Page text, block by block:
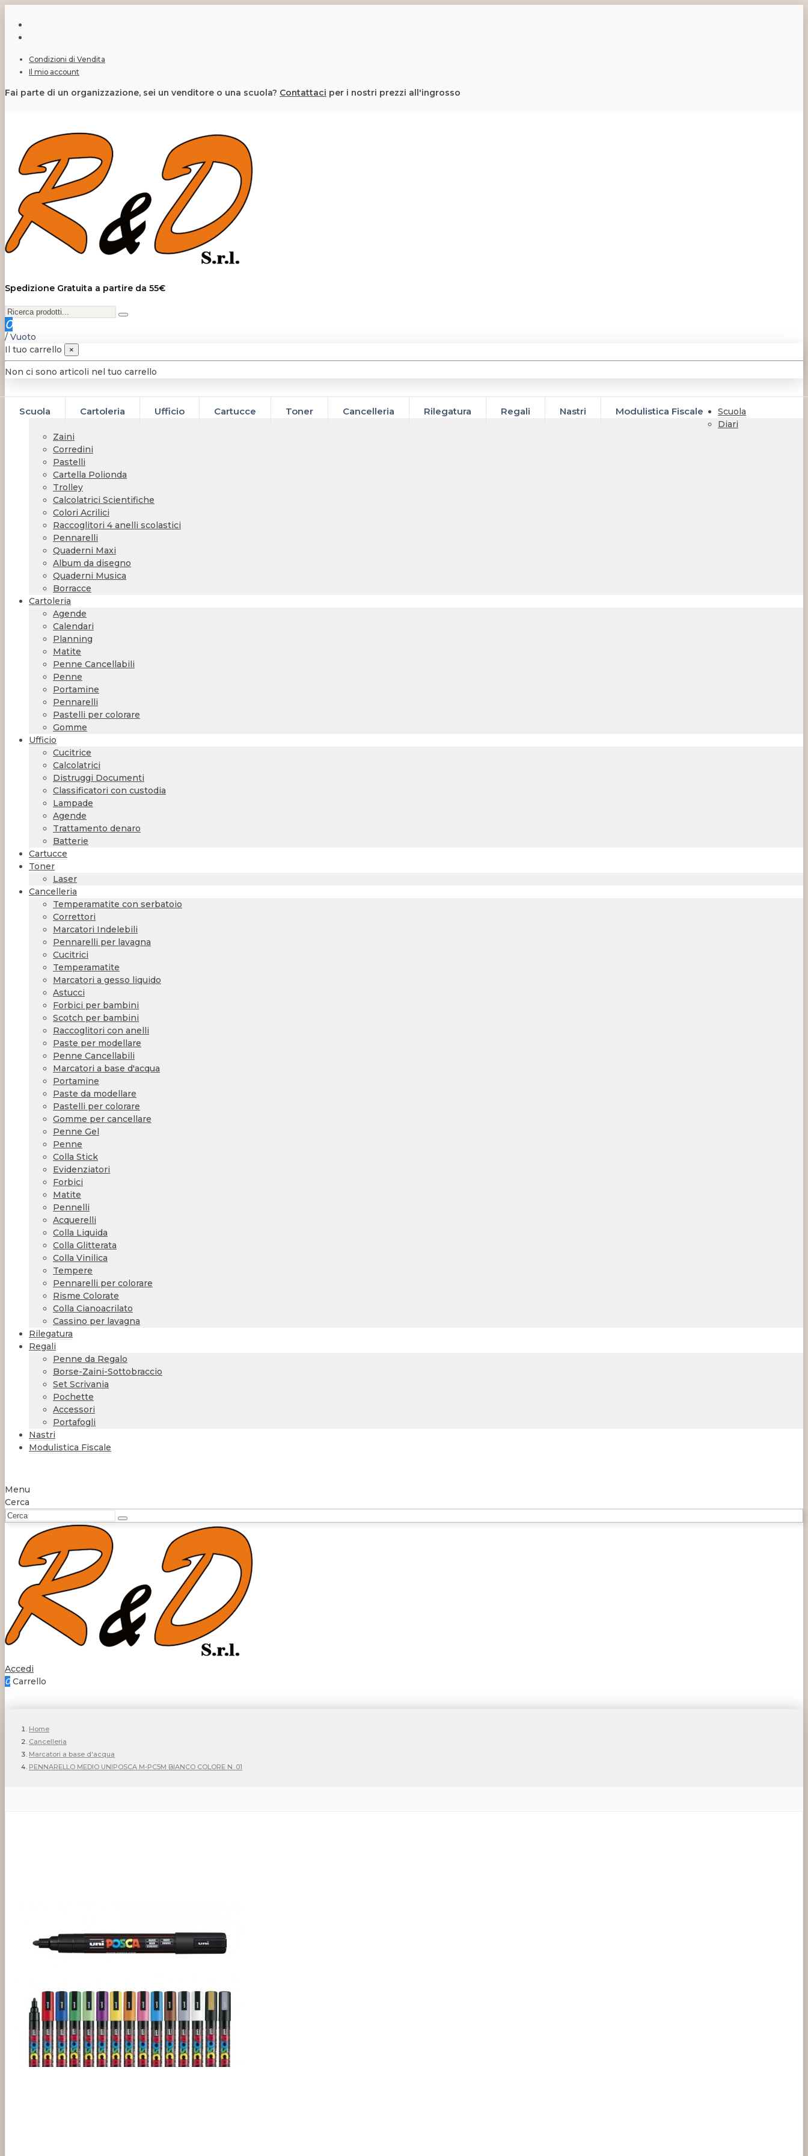
Condizioni di Vendita
Il mio account
Fai parte di un organizzazione, sei un venditore o una scuola? Contattaci per i nostri prezzi all'ingrosso
Spedizione Gratuita a partire da 55€
0
/ Vuoto
Il tuo carrello
×
Non ci sono articoli nel tuo carrello
Scuola Cartoleria Ufficio Cartucce Toner Cancelleria Rilegatura Regali Nastri Modulistica Fiscale
Scuola
Diari
Zaini
Corredini
Pastelli
Cartella Polionda
Trolley
Calcolatrici Scientifiche
Colori Acrilici
Raccoglitori 4 anelli scolastici
Pennarelli
Quaderni Maxi
Album da disegno
Quaderni Musica
Borracce
Cartoleria
Agende
Calendari
Planning
Matite
Penne Cancellabili
Penne
Portamine
Pennarelli
Pastelli per colorare
Gomme
Ufficio
Cucitrice
Calcolatrici
Distruggi Documenti
Classificatori con custodia
Lampade
Agende
Trattamento denaro
Batterie
Cartucce
Toner
Laser
Cancelleria
Temperamatite con serbatoio
Correttori
Marcatori Indelebili
Pennarelli per lavagna
Cucitrici
Temperamatite
Marcatori a gesso liquido
Astucci
Forbici per bambini
Scotch per bambini
Raccoglitori con anelli
Paste per modellare
Penne Cancellabili
Marcatori a base d'acqua
Portamine
Paste da modellare
Pastelli per colorare
Gomme per cancellare
Penne Gel
Penne
Colla Stick
Evidenziatori
Forbici
Matite
Pennelli
Acquerelli
Colla Liquida
Colla Glitterata
Colla Vinilica
Tempere
Pennarelli per colorare
Risme Colorate
Colla Cianoacrilato
Cassino per lavagna
Rilegatura
Regali
Penne da Regalo
Borse-Zaini-Sottobraccio
Set Scrivania
Pochette
Accessori
Portafogli
Nastri
Modulistica Fiscale
Menu
Cerca
Accedi
0 Carrello
Home
Cancelleria
Marcatori a base d'acqua
PENNARELLO MEDIO UNIPOSCA M-PC5M BIANCO COLORE N. 01